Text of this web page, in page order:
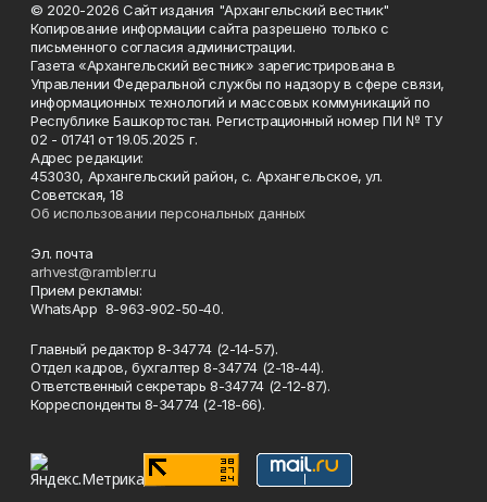
© 2020-2026 Сайт издания "Архангельский вестник"
Копирование информации сайта разрешено только с
письменного согласия администрации.
Газета «Архангельский вестник» зарегистрирована в
Управлении Федеральной службы по надзору в сфере связи,
информационных технологий и массовых коммуникаций по
Республике Башкортостан. Регистрационный номер ПИ № ТУ
02 - 01741 от 19.05.2025 г.
Адрес редакции:
453030, Архангельский район, с. Архангельское, ул.
Советская, 18
Об использовании персональных данных
Эл. почта
arhvest@rambler.ru
Прием рекламы:
WhatsApp 8-963-902-50-40.
Главный редактор 8-34774 (2-14-57).
Отдел кадров, бухгалтер 8-34774 (2-18-44).
Ответственный секретарь 8-34774 (2-12-87).
Корреспонденты 8-34774 (2-18-66).